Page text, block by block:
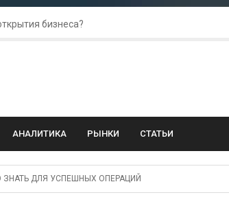
бизнеса?
свой бизнес?
АНАЛИТИКА РЫНКИ СТАТЬИ
ДЛЯ УСПЕШНЫХ ОПЕРАЦИЙ